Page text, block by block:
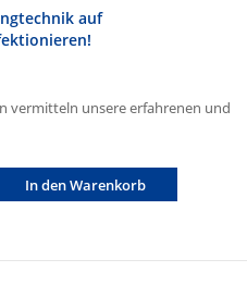
auf
vermitteln unsere erfahrenen und
In den Warenkorb